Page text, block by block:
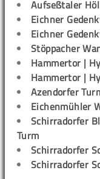
Aufseßtaler
Eichner
Eichner
Stöppacher
Hammertor |
Hammertor |
Azendorfer
Eichenmühler
Schirradorfer
Turm
Schirradorfer
Schirradorfer